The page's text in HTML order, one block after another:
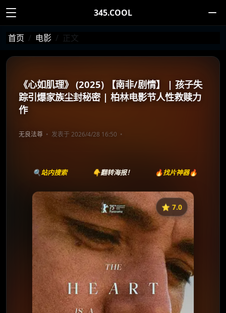
345.COOL
首页 电影 正文
《心如肌理》 (2025) 【南非/剧情】 | 孩子失
踪引爆家族尘封秘密 | 柏林电影节人性救赎力
作
无良法尊 发表于 2026/4/28 16:50
🔍站内搜索 👇翻转海报！ 🔥找片神器🔥
⭐️ 7.0
《The Heart Is a Muscle》
⭐
收藏
⭐️ 评分：7.0 | 🎬 2026年
夸克网盘
百度网盘